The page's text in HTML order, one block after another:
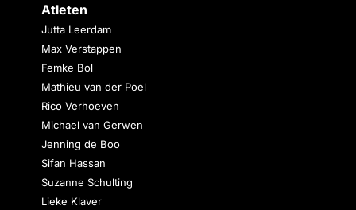
Atleten
Jutta Leerdam
Max Verstappen
Femke Bol
Mathieu van der Poel
Rico Verhoeven
Michael van Gerwen
Jenning de Boo
Sifan Hassan
Suzanne Schulting
Lieke Klaver